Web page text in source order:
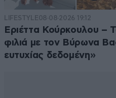
LIFESTYLE08·08·2026 19:12
Εριέττα Κούρκουλου –
φιλιά με τον Βύρωνα
ευτυχίας δεδομένη»